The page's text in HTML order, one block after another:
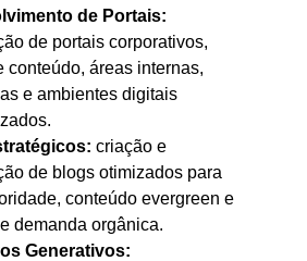
de Portais:
de portais corporativos,
conteúdo, áreas internas,
e ambientes digitais
criação e
de blogs otimizados para
conteúdo evergreen e
demanda orgânica.
Generativos: